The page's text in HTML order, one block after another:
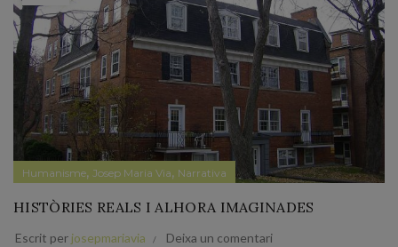
Humanisme, Josep Maria Via, Narrativa
HISTÒRIES REALS I ALHORA IMAGINADES
Escrit per josepmariavia Deixa un comentari